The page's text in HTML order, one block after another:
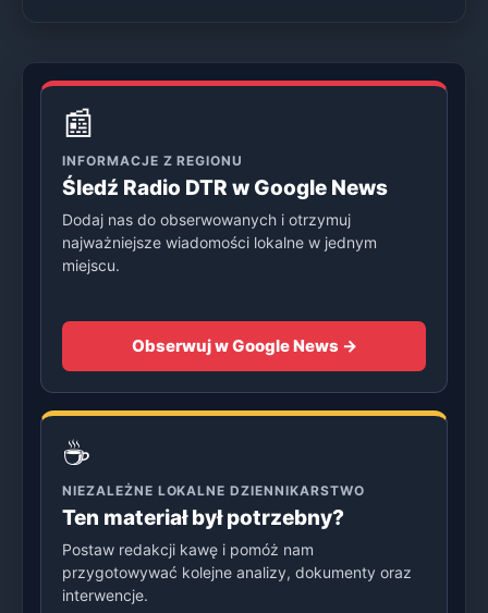
📰
INFORMACJE Z REGIONU
Śledź Radio DTR w Google News
Dodaj nas do obserwowanych i otrzymuj
najważniejsze wiadomości lokalne w jednym
miejscu.
Obserwuj w Google News →
☕
NIEZALEŻNE LOKALNE DZIENNIKARSTWO
Ten materiał był potrzebny?
Postaw redakcji kawę i pomóż nam
przygotowywać kolejne analizy, dokumenty oraz
interwencje.